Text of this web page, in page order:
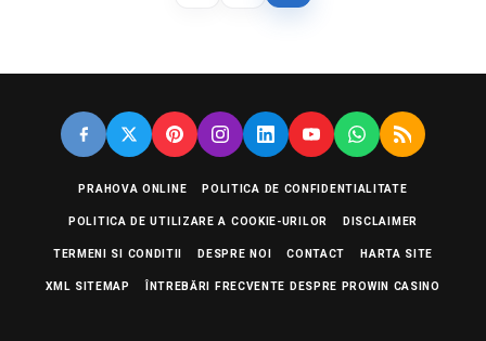
PRAHOVA ONLINE POLITICA DE CONFIDENTIALITATE
POLITICA DE UTILIZARE A COOKIE-URILOR DISCLAIMER
TERMENI SI CONDITII DESPRE NOI CONTACT HARTA SITE
XML SITEMAP ÎNTREBĂRI FRECVENTE DESPRE PROWIN CASINO